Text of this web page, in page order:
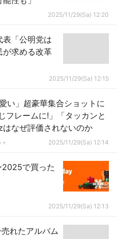
2025/11/29(Sa) 12:20
「公明党は
が求める改革
2025/11/29(Sa) 12:15
い」超豪華集合ショットに
フレームに!」「タッカンと
盟友並び」 #音楽 | B'zはなぜ評価されないのか
2025/11/29(Sa) 12:14
で買った
2025/11/29(Sa) 12:13
れたアルバム